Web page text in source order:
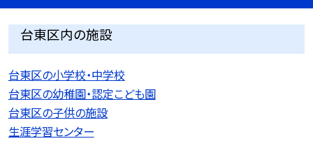
台東区内の施設
台東区の小学校・中学校
台東区の幼稚園・認定こども園
台東区の子供の施設
生涯学習センター